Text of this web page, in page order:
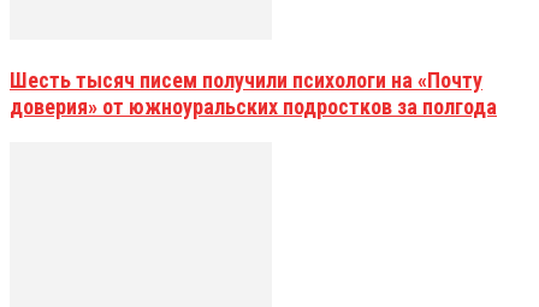
Шесть тысяч писем получили психологи на «Почту
доверия» от южноуральских подростков за полгода